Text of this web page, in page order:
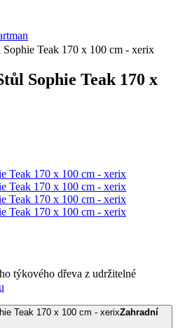
Teak 170 x 100 cm - xerix
Sophie Teak 170 x
týkového dřeva z udržitelné
Zahradní